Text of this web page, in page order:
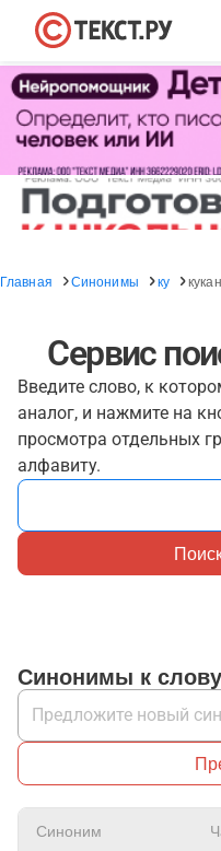
Главная Синонимы ку кукан
Сервис
Введите слово, к
аналог, и нажмите на
просмотра отдельных
алфавиту.
Синонимы к
Синоним